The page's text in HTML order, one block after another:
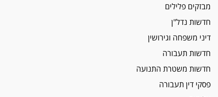
איבה
איתות מירושלים
יו"ר המחוז צ'צ'קס מכנס ישיבה להדחת
מחאת הפרקליטים והסנגורים
עם השופטים
מבזקים פלילים
חדשות נדל"ן
דיני משפחה וגירושין
חדשות תעבורה
חדשות משטרת התנועה
פסקי דין תעבורה